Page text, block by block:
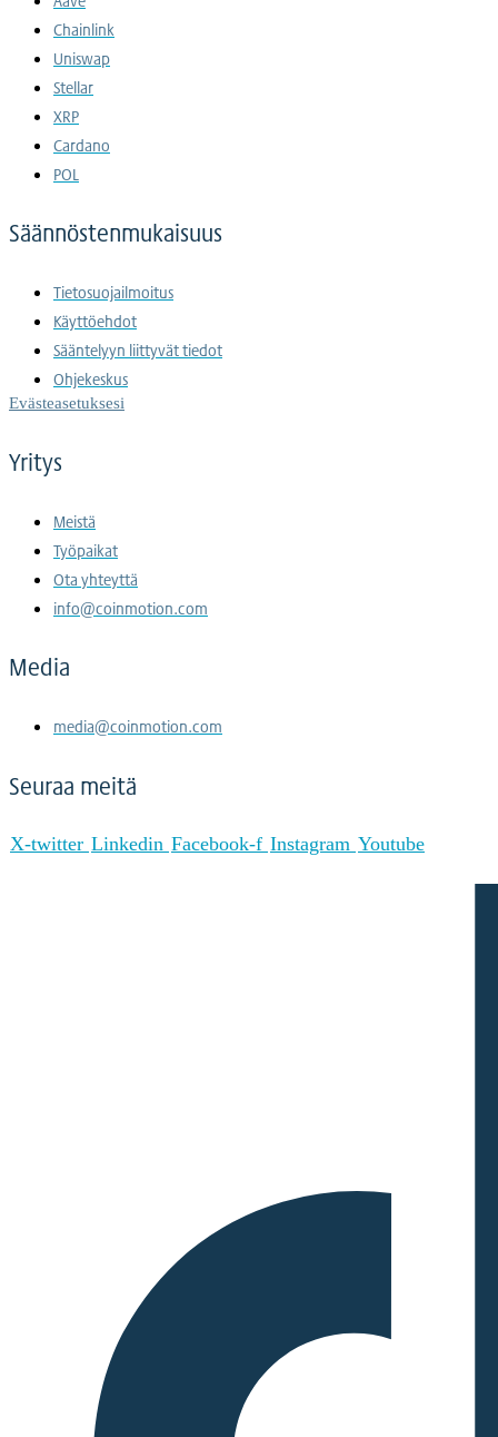
Chainlink
Uniswap
Stellar
XRP
Cardano
POL
Säännöstenmukaisuus
Tietosuojailmoitus
Käyttöehdot
Sääntelyyn liittyvät tiedot
Ohjekeskus
Evästeasetuksesi
Yritys
Meistä
Työpaikat
Ota yhteyttä
info@coinmotion.com
Media
media@coinmotion.com
Seuraa meitä
X-twitter Linkedin Facebook-f Instagram Youtube